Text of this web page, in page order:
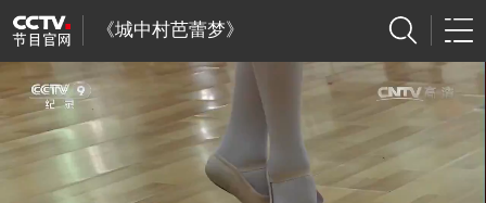
《城中村芭蕾梦》